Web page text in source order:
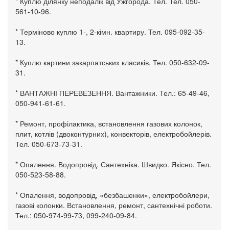
561-10-96.
* Терміново куплю 1-, 2-кімн. квартиру. Тел. 095-092-35-
13.
* Куплю картини закарпатських класиків. Тел. 050-632-09-
31.
* ВАНТАЖНІ ПЕРЕВЕЗЕННЯ. Вантажники. Тел.: 65-49-46,
050-941-61-61.
* Ремонт, профілактика, встановлення газових колонок,
плит, котлів (двоконтурних), конвекторів, електробойлерів.
Тел. 050-673-73-31.
* Опалення. Водопровід. Сантехніка. Швидко. Якісно. Тел.
050-523-58-88.
* Опалення, водопровід, «безбашенки», електробойлери,
газові колонки. Встановлення, ремонт, сантехнічні роботи.
Тел.: 050-974-99-73, 099-240-09-84.